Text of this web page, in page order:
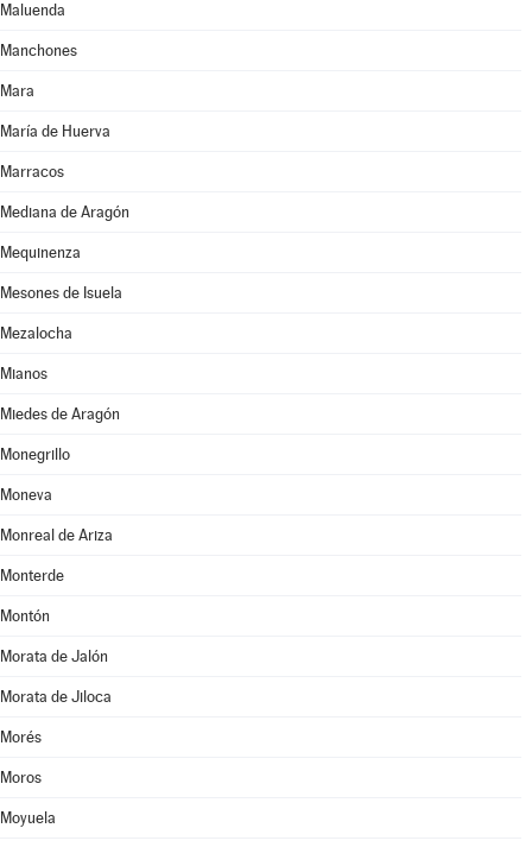
Maluenda
Manchones
Mara
María de Huerva
Marracos
Mediana de Aragón
Mequinenza
Mesones de Isuela
Mezalocha
Mianos
Miedes de Aragón
Monegrillo
Moneva
Monreal de Ariza
Monterde
Montón
Morata de Jalón
Morata de Jiloca
Morés
Moros
Moyuela